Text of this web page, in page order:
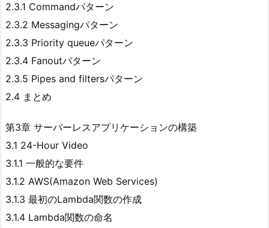
2.3.1 Commandパターン
2.3.2 Messagingパターン
2.3.3 Priority queueパターン
2.3.4 Fanoutパターン
2.3.5 Pipes and filtersパターン
2.4 まとめ
第3章 サーバーレスアプリケーションの構築
3.1 24-Hour Video
3.1.1 一般的な要件
3.1.2 AWS(Amazon Web Services)
3.1.3 最初のLambda関数の作成
3.1.4 Lambda関数の命名